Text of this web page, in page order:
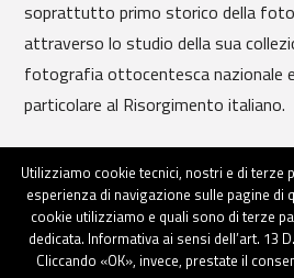
soprattutto primo storico della
attraverso lo studio della sua
fotografia ottocentesca nazionale
particolare al Risorgimento italiano.
Maggiori informazioni
Utilizziamo cookie tecnici, nostri e di terze
esperienza di navigazione sulle pagine di
cookie utilizziamo e quali sono di terze
dedicata. Informativa ai sensi dell’art. 13
Cliccando «OK», invece, prestate il